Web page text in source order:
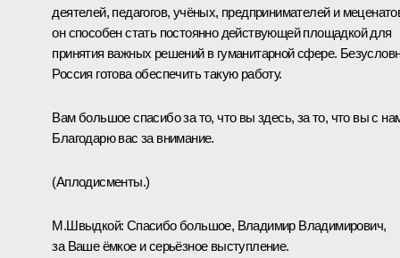
деятелей, педагогов, учёных, предпринимателей и
он способен стать постоянно действующей площадкой для
принятия важных решений в гуманитарной сфере.
Россия готова обеспечить такую работу.
Вам большое спасибо за то, что вы здесь, за то, что вы с
Благодарю вас за внимание.
(Аплодисменты.)
М.Швыдкой: Спасибо большое, Владимир Владимирович,
за Ваше ёмкое и серьёзное выступление.